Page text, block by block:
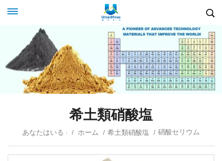
希土類硝酸塩
あなたはいる : / ホーム / 希土類硝酸塩 / 硝酸セリウム